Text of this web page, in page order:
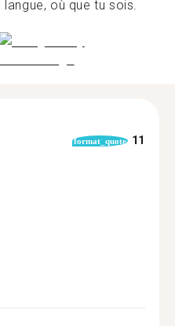
où que tu sois.
format_quote 11